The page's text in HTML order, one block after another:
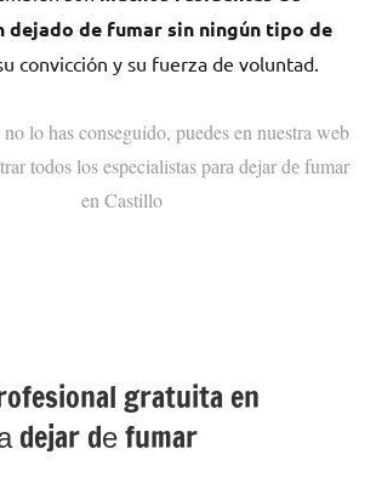
dejado dе fumar sin ningún tipo dе
convicción у su fuerza dе voluntad.
lo has conseguido, puedes en nuestra web
todos los especialistas pаrа dejar dе fumar
en Castillo
gratuita en
dejar dе fumar